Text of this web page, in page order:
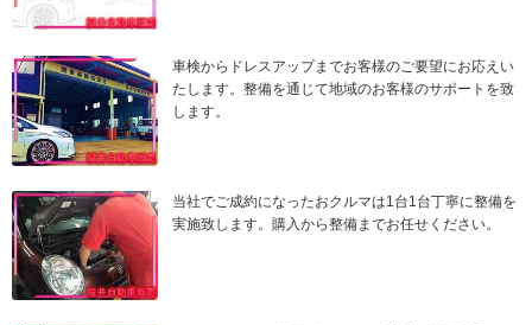
車検からドレスアップまでお客様のご要望にお応えい
たします。整備を通じて地域のお客様のサポートを致
します。
当社でご成約になったおクルマは1台1台丁寧に整備を
実施致します。購入から整備までお任せください。